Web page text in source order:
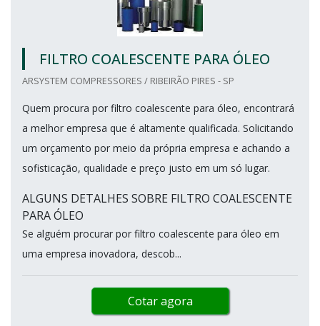
FILTRO COALESCENTE PARA ÓLEO
ARSYSTEM COMPRESSORES / RIBEIRÃO PIRES - SP
Quem procura por filtro coalescente para óleo, encontrará
a melhor empresa que é altamente qualificada. Solicitando
um orçamento por meio da própria empresa e achando a
sofisticação, qualidade e preço justo em um só lugar.
ALGUNS DETALHES SOBRE FILTRO COALESCENTE
PARA ÓLEO
Se alguém procurar por filtro coalescente para óleo em
uma empresa inovadora, descob...
Cotar agora